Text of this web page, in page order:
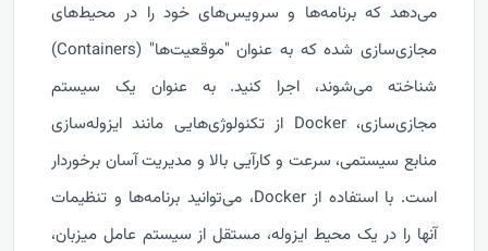
می‌دهد که برنامه‌ها و سرویس‌های خود را در محیط‌های
مجازی‌سازی شده که به عنوان "موقعیت‌ها" (Containers)
شناخته می‌شوند، اجرا کنید. به عنوان یک سیستم
مجازی‌سازی، Docker از تکنولوژی‌هایی مانند ایزوله‌سازی
منابع سیستمی، سرعت و کارآیی بالا و مدیریت آسان برخوردار
است. با استفاده از Docker، می‌توانید برنامه‌ها و تنظیمات
آنها را در یک محیط ایزوله، مستقل از سیستم عامل میزبان،